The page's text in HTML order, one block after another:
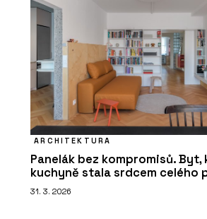
ARCHITEKTURA
Panelák bez kompromisů. Byt,
kuchyně stala srdcem celého
31. 3. 2026